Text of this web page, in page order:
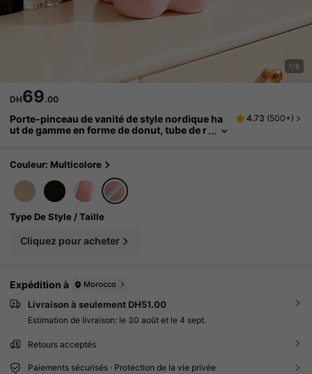
1/8
DH69.00
Porte-pinceau de vanité de style nordique ha
ut de gamme en forme de donut, tube de r
et décoration, grande capacité, convient pour
ce de rangement, cadeau idéal pour la fête de
s mères
4.73 (500+)
Couleur: Multicolore
Type De Style / Taille
Cliquez pour acheter
Expédition à Morocco
Livraison à seulement DH51.00
Estimation de livraison: le 30 août et le 4 sept.
Retours acceptés
Paiements sécurisés · Protection de la vie privée